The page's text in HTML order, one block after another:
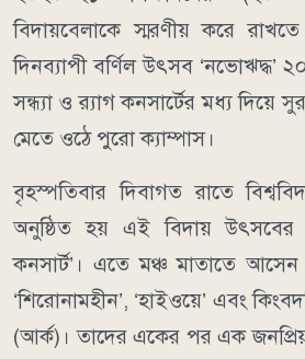
বিদায়বেলাকে স্মরণীয় করে
দিনব্যাপী বর্ণিল উৎসব ‘নভোঋদ্ধ’
সন্ধ্যা ও র‍্যাগ কনসার্টের মধ্য দিয়ে
মেতে ওঠে পুরো ক্যাম্পাস।
বৃহস্পতিবার দিবাগত রাতে
অনুষ্ঠিত হয় এই বিদায় উৎসবের
কনসার্ট’। এতে মঞ্চ মাতাতে আসেন
‘শিরোনামহীন’, ‘হাইওয়ে’ এবং
(আর্ক)। তাদের একের পর এক জনপ্রিয়